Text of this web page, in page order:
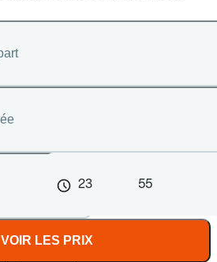
23 55
VOIR LES PRIX